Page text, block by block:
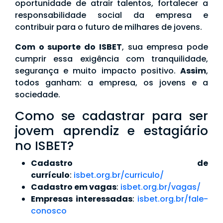
oportunidade de atrair talentos, fortalecer a
responsabilidade social da empresa e
contribuir para o futuro de milhares de jovens.
Com o suporte do ISBET, sua empresa pode
cumprir essa exigência com tranquilidade,
segurança e muito impacto positivo. Assim,
todos ganham: a empresa, os jovens e a
sociedade.
Como se cadastrar para ser
jovem aprendiz e estagiário
no ISBET?
Cadastro de
currículo: isbet.org.br/curriculo/
Cadastro em vagas: isbet.org.br/vagas/
Empresas interessadas: isbet.org.br/fale-
conosco